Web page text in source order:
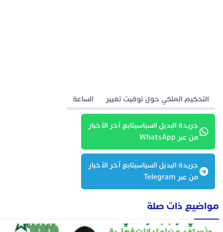
التحكيم الملكي حول توقيت تغيير الساعة
جريدة البديل السياسيتابع آخر الأخبار
من عبر WhatsApp
جريدة البديل السياسيتابع آخر الأخبار
من عبر Telegram
مواضيع ذات صلة